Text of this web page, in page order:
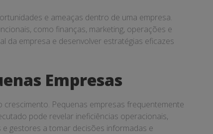
e ameaças dentro de uma empresa.
como finanças, marketing, operações e
da empresa e desenvolver estratégias eficazes
Empresas
Pequenas empresas frequentemente
pode revelar ineficiências operacionais,
gestores a tomar decisões informadas e